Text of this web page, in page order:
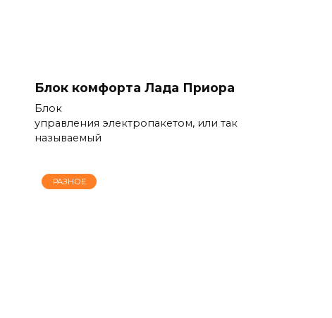
Блок комфорта Лада Приора
Блок
управления электропакетом, или так
называемый
РАЗНОЕ